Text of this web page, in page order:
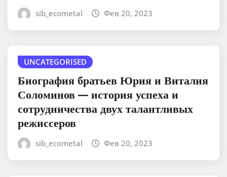
sib_ecometal Фев 20, 2023
UNCATEGORISED
Биография братьев Юрия и Виталия
Соломинов — история успеха и
сотрудничества двух талантливых
режиссеров
sib_ecometal Фев 20, 2023